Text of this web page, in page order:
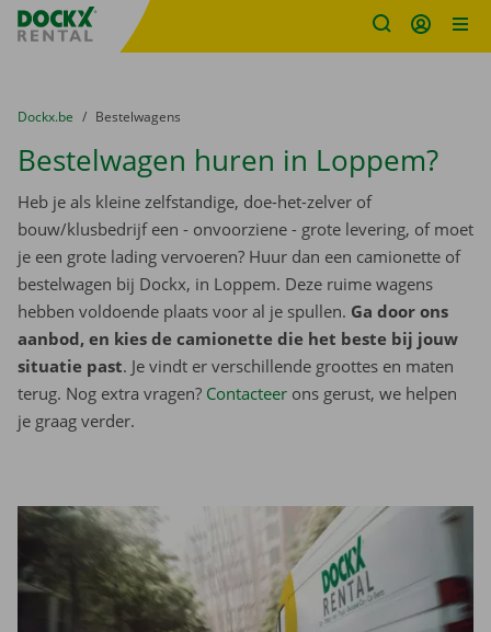
Fratello DEMO
U bevindt zich hier:
van
Dockx.be naar
Bestelwagens
Bestelwagen huren in Loppem?
Heb je als kleine zelfstandige, doe-het-zelver of
bouw/klusbedrijf een - onvoorziene - grote levering, of moet
je een grote lading vervoeren? Huur dan een camionette of
bestelwagen bij Dockx, in Loppem. Deze ruime wagens
hebben voldoende plaats voor al je spullen. Ga door ons
aanbod, en kies de camionette die het beste bij jouw
situatie past. Je vindt er verschillende groottes en maten
terug. Nog extra vragen? Contacteer ons gerust, we helpen
je graag verder.